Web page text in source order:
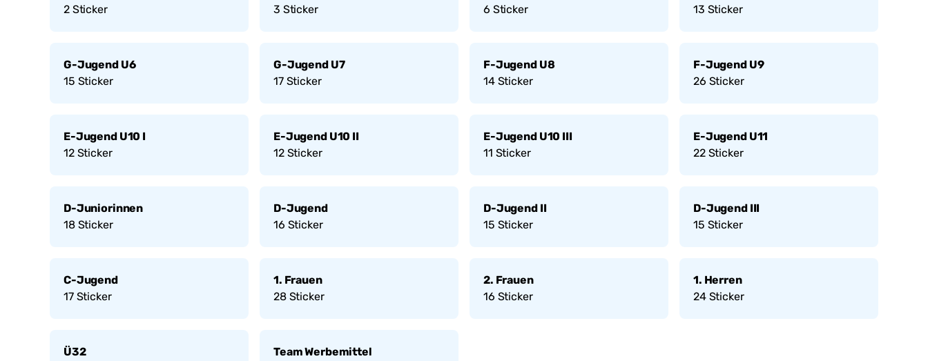
2Sticker
3 Sticker
6 Sticker
13 Sticker
G-Jugend U6
15 Sticker
G-Jugend U7
17Sticker
F-Jugend U8
14Sticker
F-Jugend U9
26 Sticker
E-Jugend U10 I
12Sticker
E-Jugend U10 II
12Sticker
E-Jugend U10 III
11 Sticker
E-Jugend U11
22Sticker
D-Juniorinnen
18Sticker
D-Jugend
16 Sticker
D-Jugend II
15 Sticker
D-Jugend III
15 Sticker
C-Jugend
17Sticker
1. Frauen
28Sticker
2. Frauen
16 Sticker
1. Herren
24Sticker
Ü32
Team Werbemittel